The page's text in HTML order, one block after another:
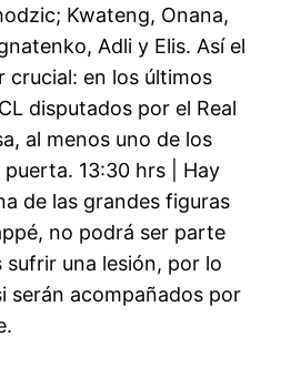
Kwateng, Onana,
Adli y Elis. Así el
crucial: en los últimos
disputados por el Real
al menos uno de los
13:30 hrs | Hay
de las grandes figuras
no podrá ser parte
una lesión, por lo
serán acompañados por